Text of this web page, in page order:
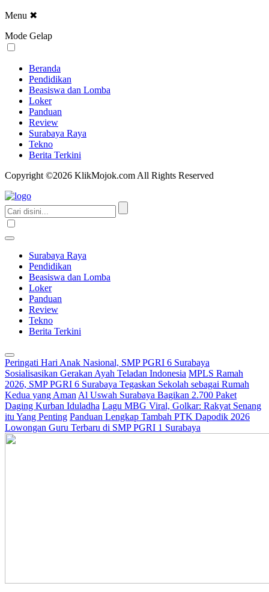
Menu ✖
Mode Gelap
Beranda
Pendidikan
Beasiswa dan Lomba
Loker
Panduan
Review
Surabaya Raya
Tekno
Berita Terkini
Copyright ©2026 KlikMojok.com All Rights Reserved
Surabaya Raya
Pendidikan
Beasiswa dan Lomba
Loker
Panduan
Review
Tekno
Berita Terkini
Peringati Hari Anak Nasional, SMP PGRI 6 Surabaya
Sosialisasikan Gerakan Ayah Teladan Indonesia MPLS Ramah
2026, SMP PGRI 6 Surabaya Tegaskan Sekolah sebagai Rumah
Kedua yang Aman Al Uswah Surabaya Bagikan 2.700 Paket
Daging Kurban Iduladha Lagu MBG Viral, Golkar: Rakyat Senang
itu Yang Penting Panduan Lengkap Tambah PTK Dapodik 2026
Lowongan Guru Terbaru di SMP PGRI 1 Surabaya